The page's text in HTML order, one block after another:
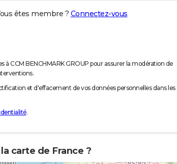
êtes membre ? Connectez-vous
à CCM BENCHMARK GROUP pour assurer la modération de
et d'effacement de vos données personnelles dans les
.
carte de France ?